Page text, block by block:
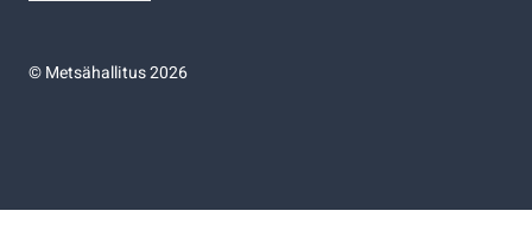
©Metsähallitus 2026